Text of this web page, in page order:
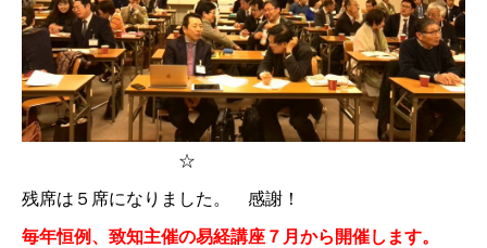
☆
残席は５席になりました。 感謝！
毎年恒例、致知主催の易経講座７月から開催します。